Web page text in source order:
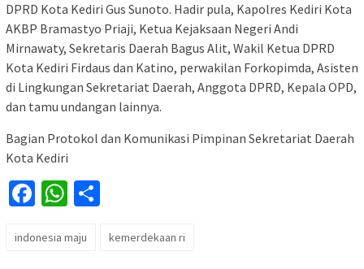
DPRD Kota Kediri Gus Sunoto. Hadir pula, Kapolres Kediri Kota
AKBP Bramastyo Priaji, Ketua Kejaksaan Negeri Andi
Mirnawaty, Sekretaris Daerah Bagus Alit, Wakil Ketua DPRD
Kota Kediri Firdaus dan Katino, perwakilan Forkopimda, Asisten
di Lingkungan Sekretariat Daerah, Anggota DPRD, Kepala OPD,
dan tamu undangan lainnya.
Bagian Protokol dan Komunikasi Pimpinan Sekretariat Daerah
Kota Kediri
Facebook
WhatsApp
indonesia maju kemerdekaan ri